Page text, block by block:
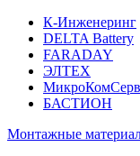
К-Инженеринг
DELTA Battery
FARADAY
ЭЛТЕХ
БАСТИОН
Монтажные